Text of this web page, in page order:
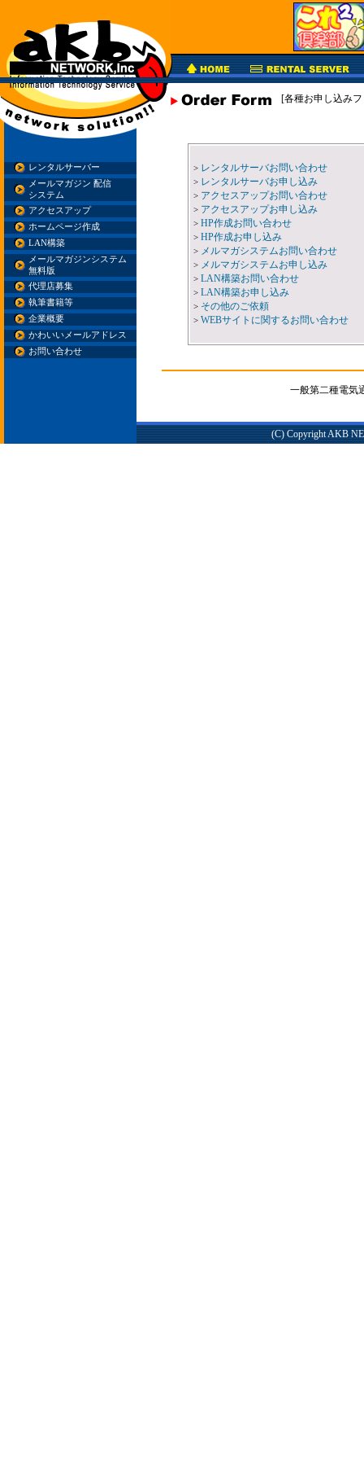
レンタルサーバー
メールマガジン 配信
システム
アクセスアップ
ホームページ作成
LAN構築
メールマガジンシステム
無料版
代理店募集
執筆書籍等
企業概要
かわいいメールアドレス
お問い合わせ
[各種お申し込みフ
> レンタルサーバお問い合わせ
> レンタルサーバお申し込み
> アクセスアップお問い合わせ
> アクセスアップお申し込み
> HP作成お問い合わせ
> HP作成お申し込み
> メルマガシステムお問い合わせ
> メルマガシステムお申し込み
> LAN構築お問い合わせ
> LAN構築お申し込み
> その他のご依頼
> WEBサイトに関するお問い合わせ
一般第二種電気
(C) Copyright AKB